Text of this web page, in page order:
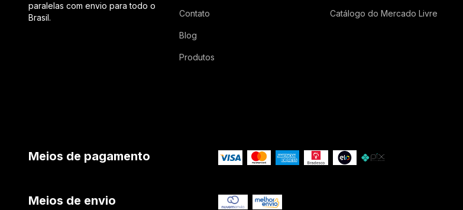
paralelas com envio para todo o
Brasil.
Contato
Blog
Produtos
Catálogo do Mercado Livre
Meios de pagamento
Meios de envio